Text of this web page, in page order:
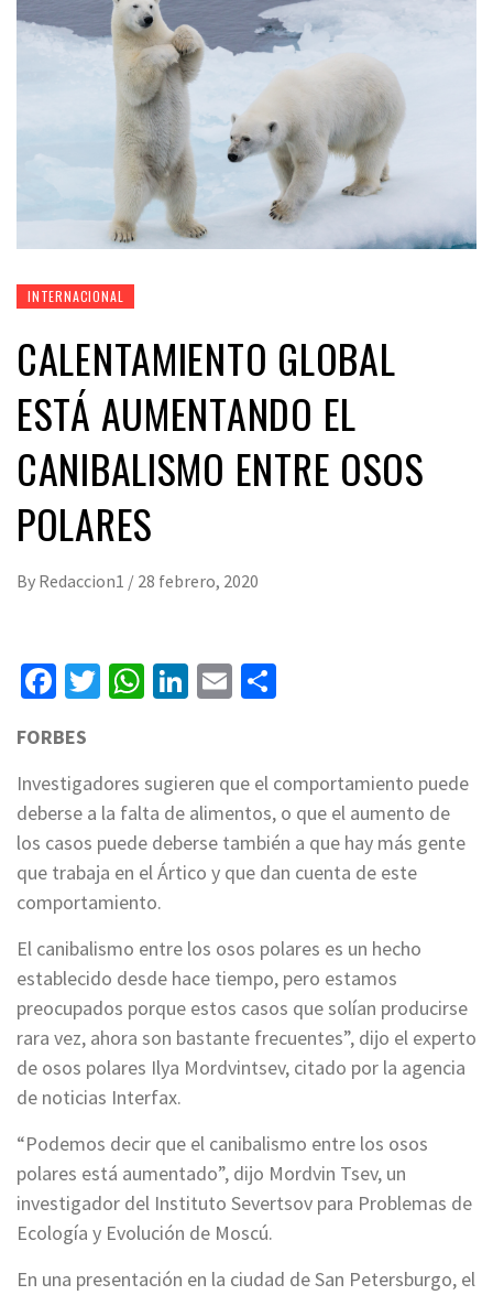
INTERNACIONAL
CALENTAMIENTO GLOBAL
ESTÁ AUMENTANDO EL
CANIBALISMO ENTRE OSOS
POLARES
By Redaccion1 / 28 febrero, 2020
Facebook
Twitter
WhatsApp
LinkedIn
Email
FORBES
Investigadores sugieren que el comportamiento puede
deberse a la falta de alimentos, o que el aumento de
los casos puede deberse también a que hay más gente
que trabaja en el Ártico y que dan cuenta de este
comportamiento.
El canibalismo entre los osos polares es un hecho
establecido desde hace tiempo, pero estamos
preocupados porque estos casos que solían producirse
rara vez, ahora son bastante frecuentes”, dijo el experto
de osos polares Ilya Mordvintsev, citado por la agencia
de noticias Interfax.
“Podemos decir que el canibalismo entre los osos
polares está aumentado”, dijo Mordvin Tsev, un
investigador del Instituto Severtsov para Problemas de
Ecología y Evolución de Moscú.
En una presentación en la ciudad de San Petersburgo, el